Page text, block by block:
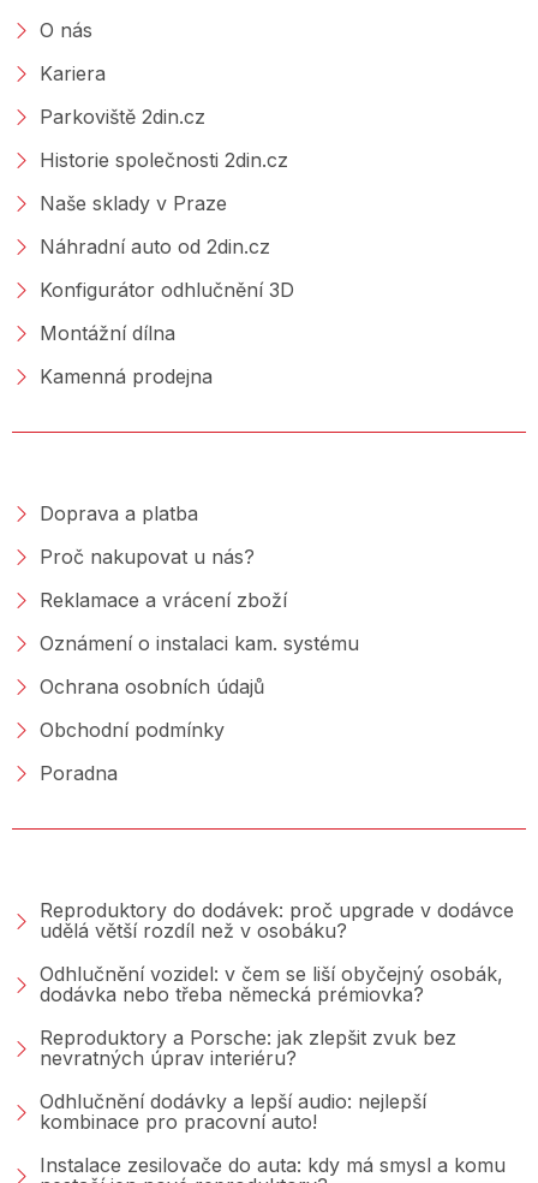
O nás
Kariera
Parkoviště 2din.cz
Historie společnosti 2din.cz
Naše sklady v Praze
Náhradní auto od 2din.cz
Konfigurátor odhlučnění 3D
Montážní dílna
Kamenná prodejna
Doprava a platba
Proč nakupovat u nás?
Reklamace a vrácení zboží
Oznámení o instalaci kam. systému
Ochrana osobních údajů
Obchodní podmínky
Poradna
Reproduktory do dodávek: proč upgrade v dodávce
udělá větší rozdíl než v osobáku?
Odhlučnění vozidel: v čem se liší obyčejný osobák,
dodávka nebo třeba německá prémiovka?
Reproduktory a Porsche: jak zlepšit zvuk bez
nevratných úprav interiéru?
Odhlučnění dodávky a lepší audio: nejlepší
kombinace pro pracovní auto!
Instalace zesilovače do auta: kdy má smysl a komu